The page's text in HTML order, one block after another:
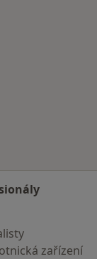
města
zařízení